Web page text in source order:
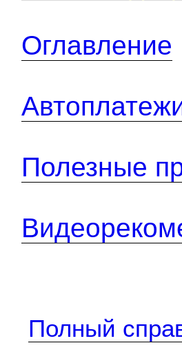
Оглавление
Полезные
Полный